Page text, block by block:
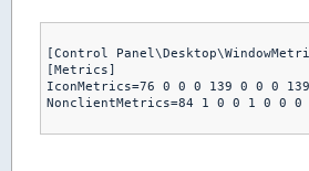
[Control
[Metrics]
IconMetrics=76 0 0 0 139 0 0 0
NonclientMetrics=84 1 0 0 1 0 0